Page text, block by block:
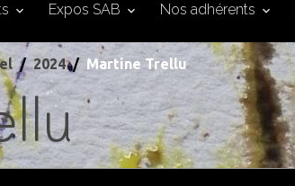
Expos SAB Nos adhérents
2024 Martine Trellu